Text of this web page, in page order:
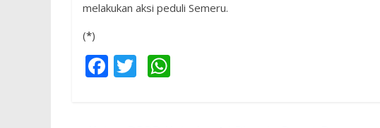
melakukan aksi peduli Semeru.
(*)
F T